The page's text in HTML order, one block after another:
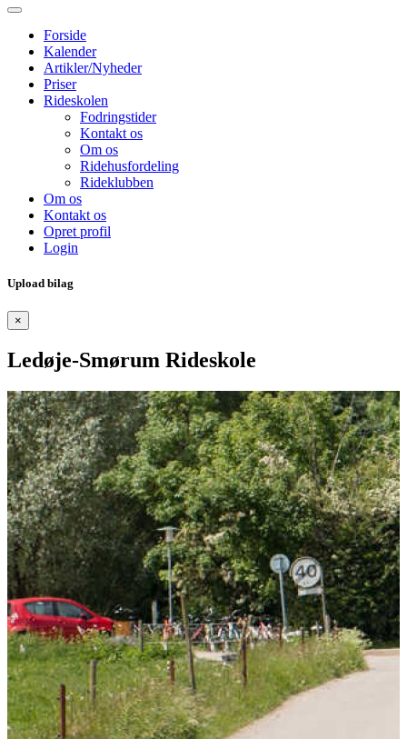
Forside
Kalender
Artikler/Nyheder
Priser
Rideskolen
Fodringstider
Kontakt os
Om os
Ridehusfordeling
Rideklubben
Om os
Kontakt os
Opret profil
Login
Upload bilag
×
Ledøje-Smørum Rideskole